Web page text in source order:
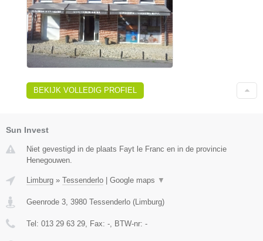
BEKIJK VOLLEDIG PROFIEL
Sun Invest
Niet gevestigd in de plaats Fayt le Franc en in de provincie
Henegouwen.
Limburg » Tessenderlo Google maps ▼
Geenrode 3 3980 Tessenderlo ( Limburg)
Tel: 013 29 63 29 , Fax: - , BTW-nr: -